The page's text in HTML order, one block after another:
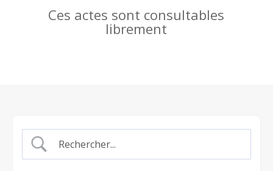
Ces actes sont consultables
librement